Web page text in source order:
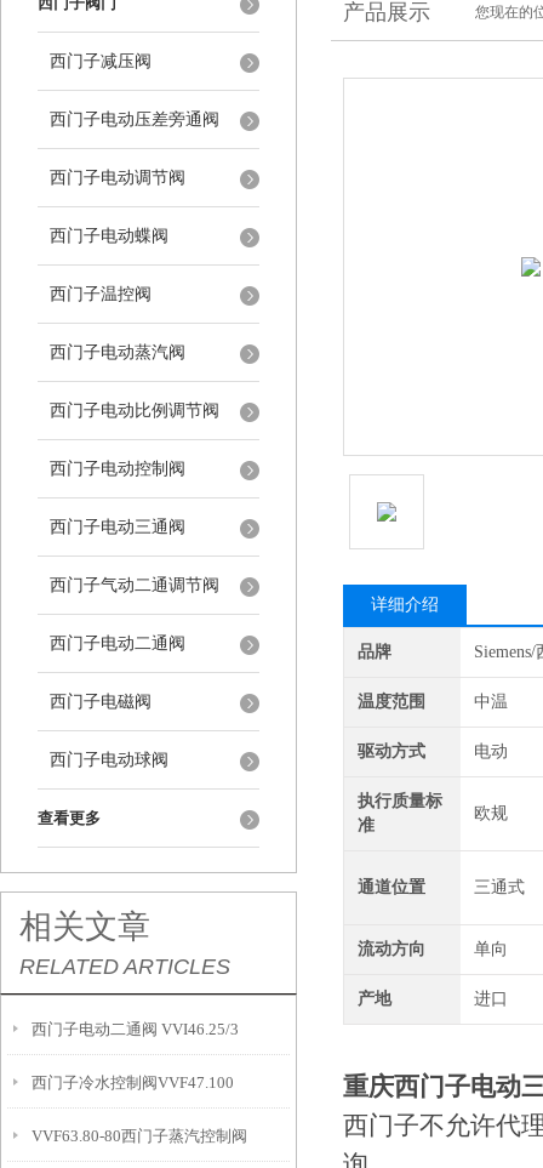
西门子减压阀
西门子电动压差旁通阀
西门子电动调节阀
西门子电动蝶阀
西门子温控阀
西门子电动蒸汽阀
西门子电动比例调节阀
西门子电动控制阀
西门子电动三通阀
西门子气动二通调节阀
西门子电动二通阀
西门子电磁阀
西门子电动球阀
查看更多
相关文章
RELATED ARTICLES
西门子电动二通阀 VVI46.25/3
西门子冷水控制阀VVF47.100
VVF63.80-80西门子蒸汽控制阀
产品展示 您现在的
详细介绍
品牌
温度范围 中温
驱动方式 电动
执行质量标
准
欧规
通道位置 三通式
流动方向 单向
产地 进口
重庆西门子电动
西门子不允许代